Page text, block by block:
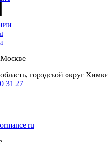
городской округ
31 27